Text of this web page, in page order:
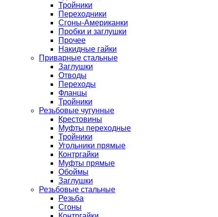
Тройники
Переходники
Сгоны-Американки
Пробки и заглушки
Прочее
Накидные гайки
Приварные стальные
Заглушки
Отводы
Переходы
Фланцы
Тройники
Резьбовые чугунные
Крестовины
Муфты переходные
Тройники
Угольники прямые
Контргайки
Муфты прямые
Обоймы
Заглушки
Резьбовые стальные
Резьба
Сгоны